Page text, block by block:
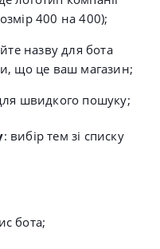
400 на 400);
назву для бота
що це ваш магазин;
швидкого пошуку;
: вибір тем зі списку
бота;